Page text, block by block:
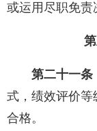
或运用尽职免责
第二十一条
式，绩效评价等
合格。